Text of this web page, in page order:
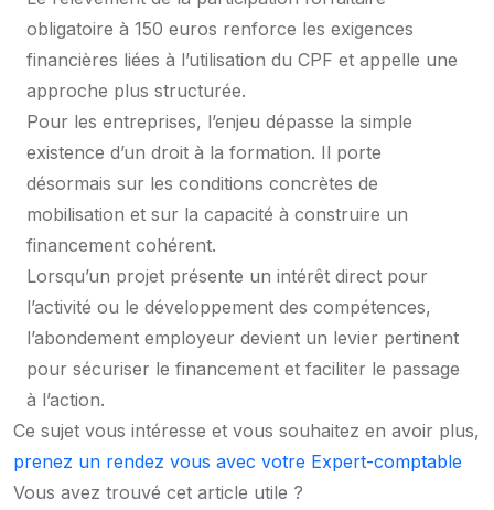
obligatoire à 150 euros renforce les exigences
financières liées à l’utilisation du CPF et appelle une
approche plus structurée.
Pour les entreprises, l’enjeu dépasse la simple
existence d’un droit à la formation. Il porte
désormais sur les conditions concrètes de
mobilisation et sur la capacité à construire un
financement cohérent.
Lorsqu’un projet présente un intérêt direct pour
l’activité ou le développement des compétences,
l’abondement employeur devient un levier pertinent
pour sécuriser le financement et faciliter le passage
à l’action.
Ce sujet vous intéresse et vous souhaitez en avoir plus,
prenez un rendez vous avec votre Expert-comptable
Vous avez trouvé cet article utile ?